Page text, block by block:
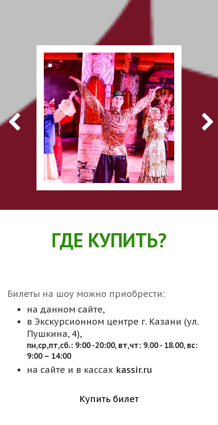
ГДЕ КУПИТЬ?
Билеты на шоу можно приобрести:
на данном сайте,
в Экскурсионном центре г. Казани (ул.
Пушкина, 4),
пн,cр,пт,сб.: 9:00 -20:00, вт,чт: 9.00 - 18.00, вс:
9:00 – 14:00
на сайте и в кассах kassir.ru
Купить билет